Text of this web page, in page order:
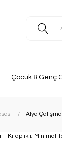
Çocuk & Genç
Alya